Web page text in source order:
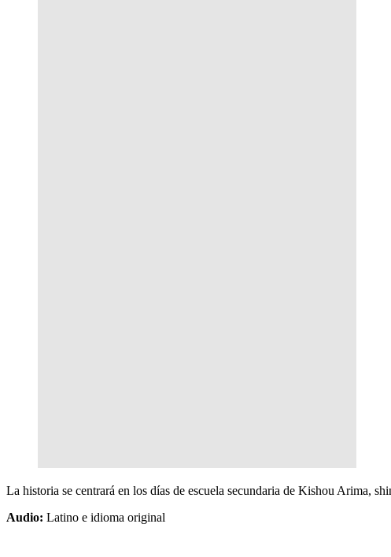
La historia se centrará en los días de escuela secundaria de Kishou Arima,
Audio: Latino e idioma original